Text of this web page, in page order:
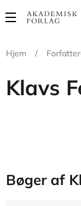
Main
Hjem
/
Klavs
Bøger af